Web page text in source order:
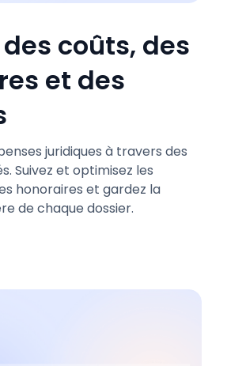
coûts, des
et des
juridiques à travers des
Suivez et optimisez les
honoraires et gardez la
de chaque dossier.